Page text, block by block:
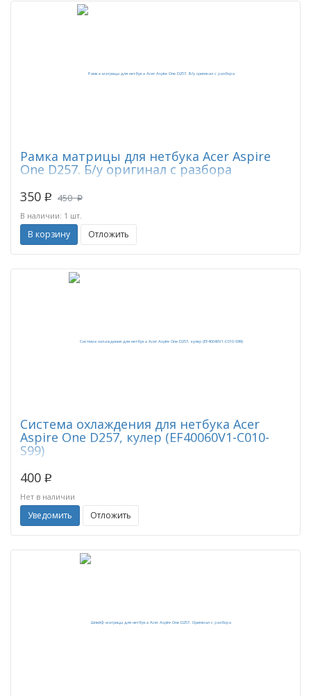
Рамка матрицы для нетбука Acer Aspire
One D257. Б/у оригинал с разбора
350 p 450 p
В наличии: 1 шт.
В корзину Отложить
Система охлаждения для нетбука Acer
Aspire One D257, кулер (EF40060V1-C010-
S99)
400 p
Нет в наличии
Уведомить Отложить